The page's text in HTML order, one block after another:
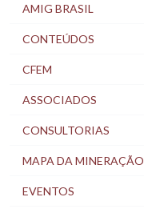
AMIG BRASIL
CONTEÚDOS
CFEM
ASSOCIADOS
CONSULTORIAS
MAPA DA MINERAÇÃO
EVENTOS